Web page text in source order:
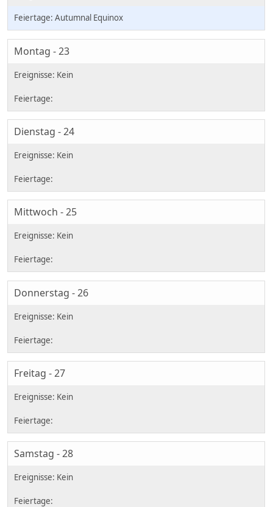
Autumnal Equinox
Montag - 23
Dienstag - 24
Mittwoch - 25
Donnerstag - 26
Freitag - 27
Samstag - 28